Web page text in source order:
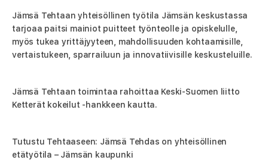
Jämsä Tehtaan yhteisöllinen työtila Jämsän keskustassa
tarjoaa paitsi mainiot puitteet työnteolle ja opiskelulle,
myös tukea yrittäjyyteen, mahdollisuuden kohtaamisille,
vertaistukeen, sparrailuun ja innovatiivisille keskusteluille.
Jämsä Tehtaan toimintaa rahoittaa Keski-Suomen liitto
Ketterät kokeilut -hankkeen kautta.
Tutustu Tehtaaseen: Jämsä Tehdas on yhteisöllinen
etätyötila – Jämsän kaupunki